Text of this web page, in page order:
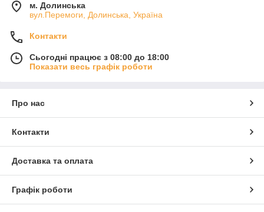
м. Долинська
вул.Перемоги, Долинська, Україна
Контакти
Сьогодні працює з 08:00 до 18:00
Показати весь графік роботи
Про нас
Контакти
Доставка та оплата
Графік роботи